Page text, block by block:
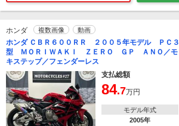
ホンダ 複数画像 動画
ホンダ ＣＢＲ６００ＲＲ ２００５年モデル ＰＣ
型 ＭＯＲＩＷＡＫＩ ＺＥＲＯ ＧＰ ＡＮＯ／モ
キステップ／フェンダーレス
支払総額
84.7万円
モデル年式
2005年